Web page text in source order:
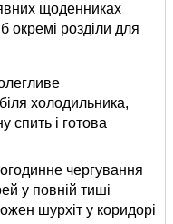
щоденниках
окремі розділи для
холодильника,
спить і готова
чергування
у повній тиші
шурхіт у коридорі